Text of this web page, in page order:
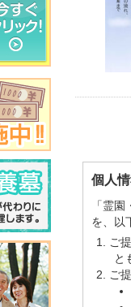
個人
「霊
を、以
ご
と
ご